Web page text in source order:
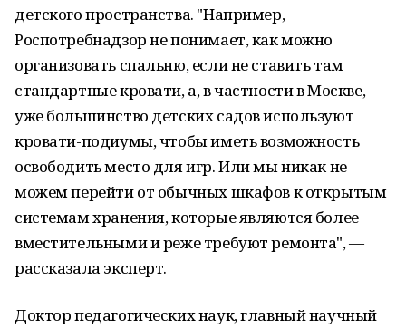
детского пространства. "Например,
Роспотребнадзор не понимает, как можно
организовать спальню, если не ставить там
стандартные кровати, а, в частности в Москве,
уже большинство детских садов используют
кровати-подиумы, чтобы иметь возможность
освободить место для игр. Или мы никак не
можем перейти от обычных шкафов к открытым
системам хранения, которые являются более
вместительными и реже требуют ремонта", —
рассказала эксперт.
Доктор педагогических наук, главный научный